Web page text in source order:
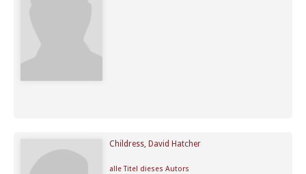
Childress, David Hatcher
alle Titel dieses Autors